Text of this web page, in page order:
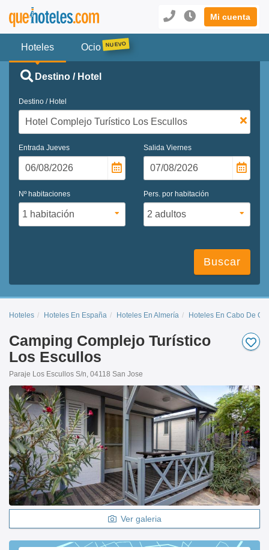
Mi cuenta
Hoteles Ocio
Destino / Hotel
Destino / Hotel
Entrada Jueves Salida Viernes
Nº habitaciones Pers. por habitación
Buscar
Hoteles Hoteles En España Hoteles En Almería Hoteles En Cabo De
Camping Complejo Turístico
Los Escullos
Paraje Los Escullos S/n, 04118 San Jose
Ver galeria